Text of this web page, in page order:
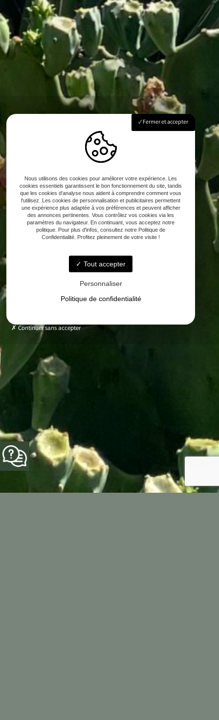
Fermer et accepter
Nous utilisons des cookies pour améliorer votre expérience. Les
cookies essentiels garantissent le bon fonctionnement du site, tandis
que les cookies d'analyse nous aident à comprendre comment vous
l'utilisez. Les cookies de personnalisation et publicitaires permettent
une expérience plus adaptée à vos préférences et peuvent afficher
des annonces pertinentes. Vous contrôlez vos cookies via les
paramètres du navigateur. En continuant, vous acceptez notre
politique. Pour plus d'infos, consultez notre Politique de
Confidentialité. Profitez pleinement de votre visite !
Tout accepter
Personnaliser
Politique de confidentialité
Continuer sans accepter